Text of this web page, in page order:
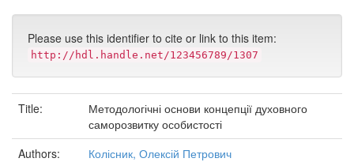
Please use this identifier to cite or link to this item:
http://hdl.handle.net/123456789/1307
Title:
Методологічні основи концепції духовного
саморозвитку особистості
Authors:
Колісник, Олексій Петрович